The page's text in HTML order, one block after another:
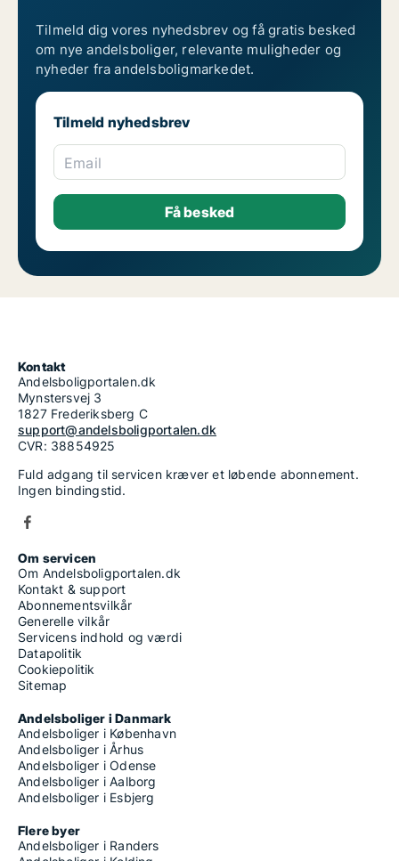
Tilmeld dig vores nyhedsbrev og få gratis besked
om nye andelsboliger, relevante muligheder og
nyheder fra andelsboligmarkedet.
Tilmeld nyhedsbrev
Email
Kontakt
Andelsboligportalen.dk
Mynstersvej 3
1827 Frederiksberg C
support@andelsboligportalen.dk
CVR: 38854925
Fuld adgang til servicen kræver et løbende abonnement.
Ingen bindingstid.
Om servicen
Om Andelsboligportalen.dk
Kontakt & support
Abonnementsvilkår
Generelle vilkår
Servicens indhold og værdi
Datapolitik
Cookiepolitik
Sitemap
Andelsboliger i Danmark
Andelsboliger i København
Andelsboliger i Århus
Andelsboliger i Odense
Andelsboliger i Aalborg
Andelsboliger i Esbjerg
Flere byer
Andelsboliger i Randers